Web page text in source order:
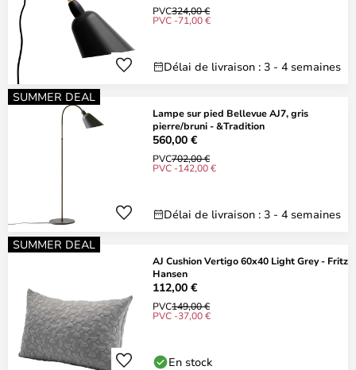
PVC324,00 €
PVC -71,00 €
Délai de livraison : 3 - 4 semaines
SUMMER DEAL
Lampe sur pied Bellevue AJ7, gris
pierre/bruni - &Tradition
560,00 €
PVC702,00 €
PVC -142,00 €
Délai de livraison : 3 - 4 semaines
SUMMER DEAL
AJ Cushion Vertigo 60x40 Light Grey - Fritz
Hansen
112,00 €
PVC149,00 €
PVC -37,00 €
En stock